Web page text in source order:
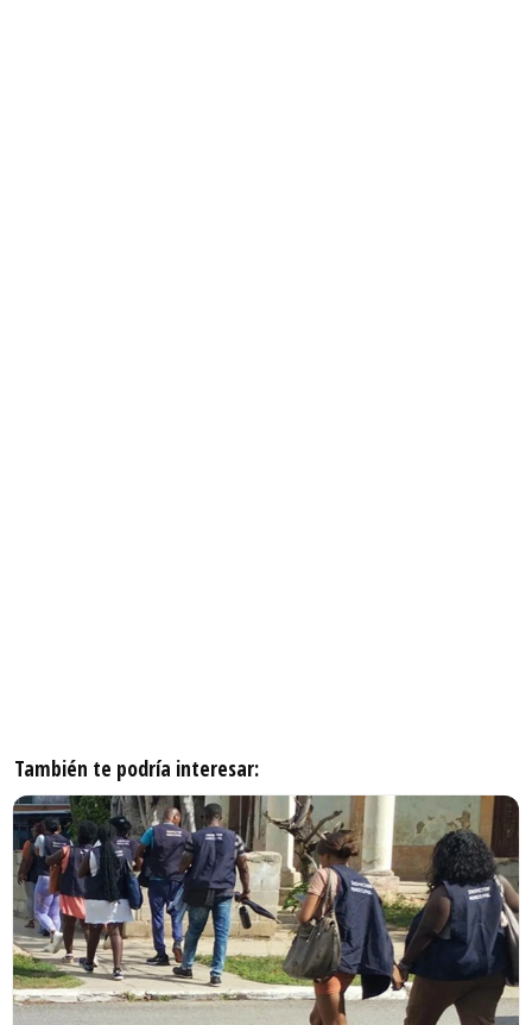
También te podría interesar: